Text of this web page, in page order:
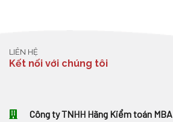
XUẤT
NHẬP
LIÊN HỆ
Kết nối với chúng tôi
Công ty TNHH Hãng Kiểm toán MBA